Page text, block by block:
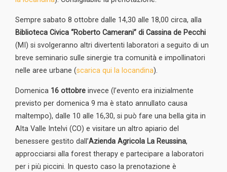
Sempre sabato 8 ottobre dalle 14,30 alle 18,00 circa, alla
Biblioteca Civica “Roberto Camerani” di Cassina de Pecchi
(MI) si svolgeranno altri divertenti laboratori a seguito di un
breve seminario sulle sinergie tra comunità e impollinatori
nelle aree urbane (scarica qui la locandina).
Domenica 16 ottobre invece (l’evento era inizialmente
previsto per domenica 9 ma è stato annullato causa
maltempo), dalle 10 alle 16,30, si può fare una bella gita in
Alta Valle Intelvi (CO) e visitare un altro apiario del
benessere gestito dall’Azienda Agricola La Reussina,
approcciarsi alla forest therapy e partecipare a laboratori
per i più piccini. In questo caso la prenotazione è